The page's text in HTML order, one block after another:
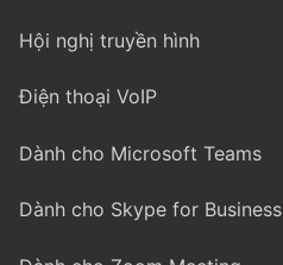
Hội nghị truyền hình
Điện thoại VoIP
Dành cho Microsoft Teams
Dành cho Skype for Business